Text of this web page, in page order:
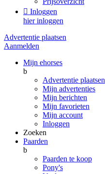
 Inloggen
hier inloggen
Advertentie plaatsen
Aanmelden
Mijn ehorses
b
Advertentie plaatsen
Mijn advertenties
Mijn berichten
Mijn favorieten
Mijn account
Inloggen
Zoeken
Paarden
b
Paarden te koop
Pony's